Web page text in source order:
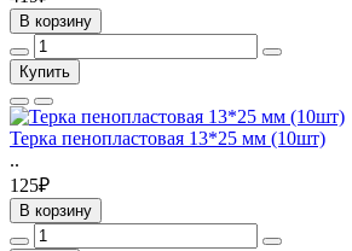
В корзину
Купить
Терка пенопластовая 13*25 мм (10шт)
..
125₽
В корзину